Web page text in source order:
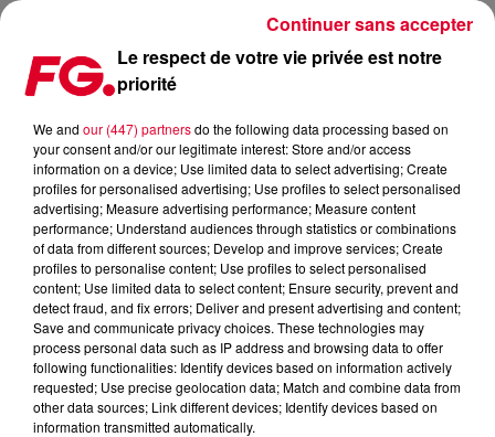
TOMORROWLAND SE FAIT SORTIR DE LA COUPE DU MONDE AU
Publié : 22 novembre 2022 à 12h17 par Christophe
HUBERT
Le respect de votre vie privée est notre
priorité
We and our (447) partnersdo the following data processing based on
your consent and/or our legitimate interest: Store and/or access
information on a device; Use limited data to select advertising; Create
profiles for personalised advertising; Use profiles to select personalised
advertising; Measure advertising performance; Measure content
performance; Understand audiences through statistics or combinations
of data from different sources; Develop and improve services; Create
profiles to personalise content; Use profiles to select personalised
content; Use limited data to select content; Ensure security, prevent and
detect fraud, and fix errors; Deliver and present advertising and content;
Save and communicate privacy choices. These technologies may
process personal data such as IP address and browsing data to offer
following functionalities: Identify devices based on information actively
requested; Use precise geolocation data; Match and combine data from
other data sources; Link different devices; Identify devices based on
information transmitted automatically.
Continuer sans accepter